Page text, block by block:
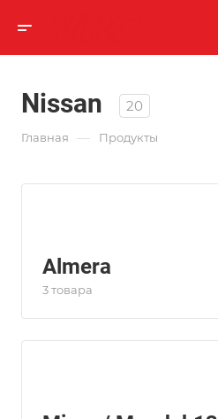
Nissan 20
Главная — Продукты
Almera
3 товара